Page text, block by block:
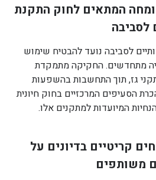
המתאים לחוק התקנת
לסביבה
לסביבה נועד להבטיח שימוש
מתחדשים. החקיקה מתמקדת
גז, תוך התחשבות בהשפעות
הסעיפים המרכזיים בחוק חיונית
המיועדות למתקנים אלו.
קריטיים בדיונים על
משותפים